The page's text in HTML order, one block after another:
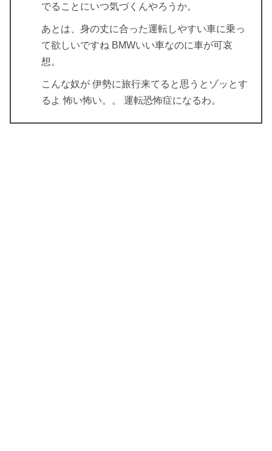
でることにいつ気づくんやろうか。
あとは、身の丈に合った運転しやすい車に乗っ
て欲しいですね BMWいい車なのに車が可哀
想。
こんな奴が 伊勢に旅行来てると思うとゾッとす
るよ 怖い怖い。。 運転恐怖症になるわ。